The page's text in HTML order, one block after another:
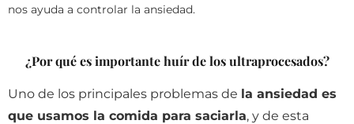
nos ayuda a controlar la ansiedad.
¿Por qué es importante huír de los ultraprocesados?
Uno de los principales problemas de la ansiedad es
que usamos la comida para saciarla, y de esta